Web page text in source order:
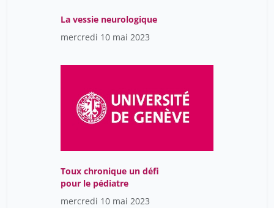
La vessie neurologique
mercredi 10 mai 2023
Toux chronique un défi
pour le pédiatre
mercredi 10 mai 2023